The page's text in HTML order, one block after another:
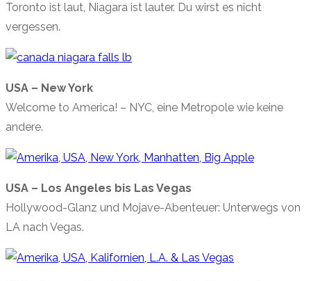
Toronto ist laut, Niagara ist lauter. Du wirst es nicht
vergessen.
USA – New York
Welcome to America! – NYC, eine Metropole wie keine
andere.
USA – Los Angeles bis Las Vegas
Hollywood-Glanz und Mojave-Abenteuer: Unterwegs von
LA nach Vegas.